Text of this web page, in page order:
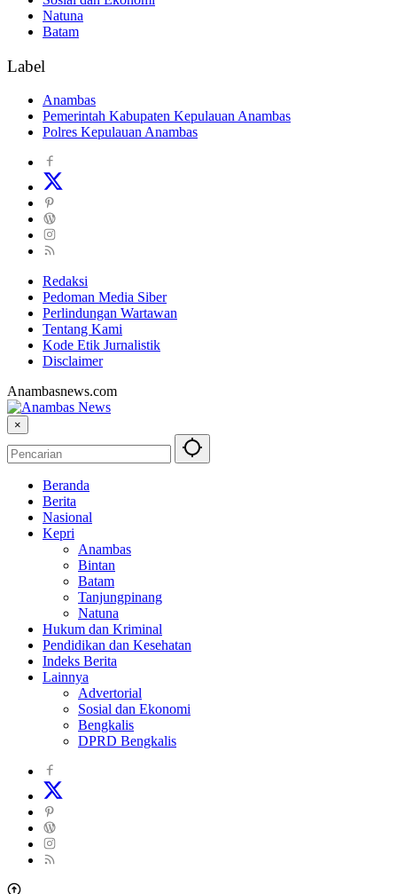
Natuna
Batam
Label
Anambas
Pemerintah Kabupaten Kepulauan Anambas
Polres Kepulauan Anambas
Redaksi
Pedoman Media Siber
Perlindungan Wartawan
Tentang Kami
Kode Etik Jurnalistik
Disclaimer
Anambasnews.com
×
Beranda
Berita
Nasional
Kepri
Anambas
Bintan
Batam
Tanjungpinang
Natuna
Hukum dan Kriminal
Pendidikan dan Kesehatan
Indeks Berita
Lainnya
Advertorial
Sosial dan Ekonomi
Bengkalis
DPRD Bengkalis